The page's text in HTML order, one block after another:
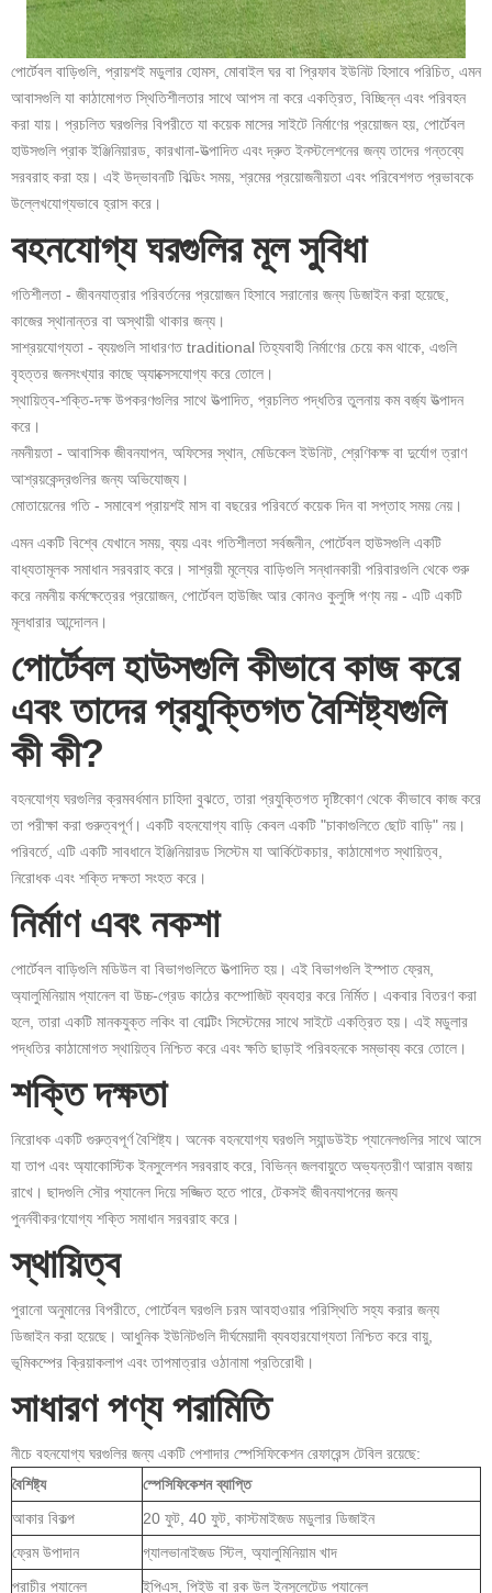
পোর্টেবল বাড়িগুলি, প্রায়শই মডুলার হোমস, মোবাইল ঘর বা প্রিফাব ইউনিট হিসাবে পরিচিত, এমন
আবাসগুলি যা কাঠামোগত স্থিতিশীলতার সাথে আপস না করে একত্রিত, বিচ্ছিন্ন এবং পরিবহন
করা যায়। প্রচলিত ঘরগুলির বিপরীতে যা কয়েক মাসের সাইটে নির্মাণের প্রয়োজন হয়, পোর্টেবল
হাউসগুলি প্রাক ইঞ্জিনিয়ারড, কারখানা-উত্পাদিত এবং দ্রুত ইনস্টলেশনের জন্য তাদের গন্তব্যে
সরবরাহ করা হয়। এই উদ্ভাবনটি বিল্ডিং সময়, শ্রমের প্রয়োজনীয়তা এবং পরিবেশগত প্রভাবকে
উল্লেখযোগ্যভাবে হ্রাস করে।
বহনযোগ্য ঘরগুলির মূল সুবিধা
গতিশীলতা - জীবনযাত্রার পরিবর্তনের প্রয়োজন হিসাবে সরানোর জন্য ডিজাইন করা হয়েছে,
কাজের স্থানান্তর বা অস্থায়ী থাকার জন্য।
সাশ্রয়যোগ্যতা - ব্যয়গুলি সাধারণত traditional তিহ্যবাহী নির্মাণের চেয়ে কম থাকে, এগুলি
বৃহত্তর জনসংখ্যার কাছে অ্যাক্সেসযোগ্য করে তোলে।
স্থায়িত্ব-শক্তি-দক্ষ উপকরণগুলির সাথে উত্পাদিত, প্রচলিত পদ্ধতির তুলনায় কম বর্জ্য উত্পাদন
করে।
নমনীয়তা - আবাসিক জীবনযাপন, অফিসের স্থান, মেডিকেল ইউনিট, শ্রেণিকক্ষ বা দুর্যোগ ত্রাণ
আশ্রয়কেন্দ্রগুলির জন্য অভিযোজ্য।
মোতায়েনের গতি - সমাবেশ প্রায়শই মাস বা বছরের পরিবর্তে কয়েক দিন বা সপ্তাহ সময় নেয়।
এমন একটি বিশ্বে যেখানে সময়, ব্যয় এবং গতিশীলতা সর্বজনীন, পোর্টেবল হাউসগুলি একটি
বাধ্যতামূলক সমাধান সরবরাহ করে। সাশ্রয়ী মূল্যের বাড়িগুলি সন্ধানকারী পরিবারগুলি থেকে শুরু
করে নমনীয় কর্মক্ষেত্রের প্রয়োজন, পোর্টেবল হাউজিং আর কোনও কুলুঙ্গি পণ্য নয় - এটি একটি
মূলধারার আন্দোলন।
পোর্টেবল হাউসগুলি কীভাবে কাজ করে
এবং তাদের প্রযুক্তিগত বৈশিষ্ট্যগুলি
কী কী?
বহনযোগ্য ঘরগুলির ক্রমবর্ধমান চাহিদা বুঝতে, তারা প্রযুক্তিগত দৃষ্টিকোণ থেকে কীভাবে কাজ করে
তা পরীক্ষা করা গুরুত্বপূর্ণ। একটি বহনযোগ্য বাড়ি কেবল একটি "চাকাগুলিতে ছোট বাড়ি" নয়।
পরিবর্তে, এটি একটি সাবধানে ইঞ্জিনিয়ারড সিস্টেম যা আর্কিটেকচার, কাঠামোগত স্থায়িত্ব,
নিরোধক এবং শক্তি দক্ষতা সংহত করে।
নির্মাণ এবং নকশা
পোর্টেবল বাড়িগুলি মডিউল বা বিভাগগুলিতে উত্পাদিত হয়। এই বিভাগগুলি ইস্পাত ফ্রেম,
অ্যালুমিনিয়াম প্যানেল বা উচ্চ-গ্রেড কাঠের কম্পোজিট ব্যবহার করে নির্মিত। একবার বিতরণ করা
হলে, তারা একটি মানকযুক্ত লকিং বা বোল্টিং সিস্টেমের সাথে সাইটে একত্রিত হয়। এই মডুলার
পদ্ধতির কাঠামোগত স্থায়িত্ব নিশ্চিত করে এবং ক্ষতি ছাড়াই পরিবহনকে সম্ভাব্য করে তোলে।
শক্তি দক্ষতা
নিরোধক একটি গুরুত্বপূর্ণ বৈশিষ্ট্য। অনেক বহনযোগ্য ঘরগুলি স্যান্ডউইচ প্যানেলগুলির সাথে আসে
যা তাপ এবং অ্যাকোস্টিক ইনসুলেশন সরবরাহ করে, বিভিন্ন জলবায়ুতে অভ্যন্তরীণ আরাম বজায়
রাখে। ছাদগুলি সৌর প্যানেল দিয়ে সজ্জিত হতে পারে, টেকসই জীবনযাপনের জন্য
পুনর্নবীকরণযোগ্য শক্তি সমাধান সরবরাহ করে।
স্থায়িত্ব
পুরানো অনুমানের বিপরীতে, পোর্টেবল ঘরগুলি চরম আবহাওয়ার পরিস্থিতি সহ্য করার জন্য
ডিজাইন করা হয়েছে। আধুনিক ইউনিটগুলি দীর্ঘমেয়াদী ব্যবহারযোগ্যতা নিশ্চিত করে বায়ু,
ভূমিকম্পের ক্রিয়াকলাপ এবং তাপমাত্রার ওঠানামা প্রতিরোধী।
সাধারণ পণ্য পরামিতি
নীচে বহনযোগ্য ঘরগুলির জন্য একটি পেশাদার স্পেসিফিকেশন রেফারেন্স টেবিল রয়েছে:
বৈশিষ্ট্য
স্পেসিফিকেশন ব্যাপ্তি
আকার বিকল্প
20 ফুট, 40 ফুট, কাস্টমাইজড মডুলার ডিজাইন
ফ্রেম উপাদান
গ্যালভানাইজড স্টিল, অ্যালুমিনিয়াম খাদ
প্রাচীর প্যানেল
ইপিএস, পিইউ বা রক উল ইনসুলেটেড প্যানেল